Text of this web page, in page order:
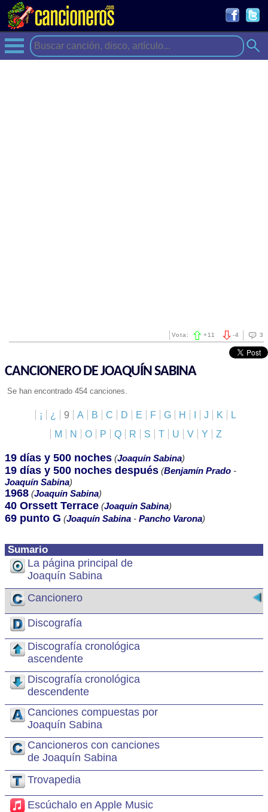
3
-4
Vota: +11
CANCIONERO DE JOAQUÍN SABINA
Se han encontrado 454 canciones.
¡ ¿ 9 A B C D E F G H J K
L
M
N O P Q R S T U V Y Z
Sumario
La página principal de
Joaquín Sabina
Cancionero
Discografía
Discografía cronológica
ascendente
Discografía cronológica
descendente
Canciones compuestas por
Joaquín Sabina
Cancioneros con canciones
de Joaquín Sabina
Trovapedia
Escúchalo en Apple Music
19 días y 500 noches (Joaquín Sabina)
19 días y 500 noches después (Benjamín Prado -
Joaquín Sabina)
1968 (Joaquín Sabina)
40 Orssett Terrace (Joaquín Sabina)
69 punto G (Joaquín Sabina - Pancho Varona)